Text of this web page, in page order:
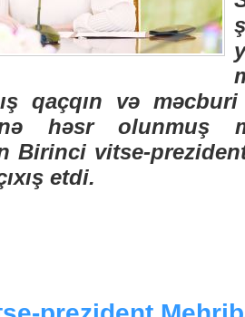
qaçqın və
həsr olunmuş
Birinci vitse-
etdi.